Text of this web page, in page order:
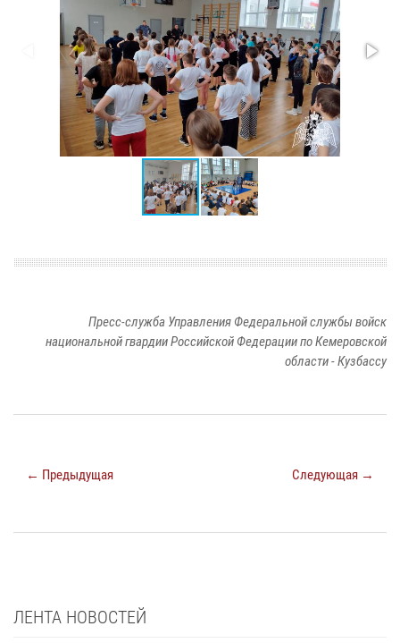
Пресс-служба Управления Федеральной службы войск
национальной гвардии Российской Федерации по Кемеровской
области - Кузбассу
← Предыдущая Следующая →
ЛЕНТА НОВОСТЕЙ